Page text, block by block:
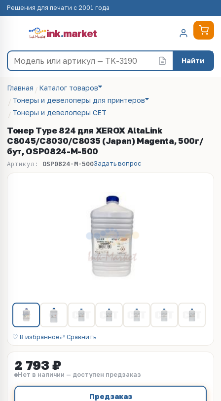
Решения для печати с 2001 года
ink.market
Найти
Главная
Каталог товаров
Тонеры и девелоперы для принтеров
Тонеры и девелоперы CET
Тонер Type 824 для XEROX AltaLink
C8045/C8030/C8035 (Japan) Magenta, 500г/
бут, OSP0824-M-500
Артикул: OSP0824-M-500Задать вопрос
♡ В избранное⇄ Сравнить
2 793 ₽
Нет в наличии — доступен предзаказ
Предзаказ